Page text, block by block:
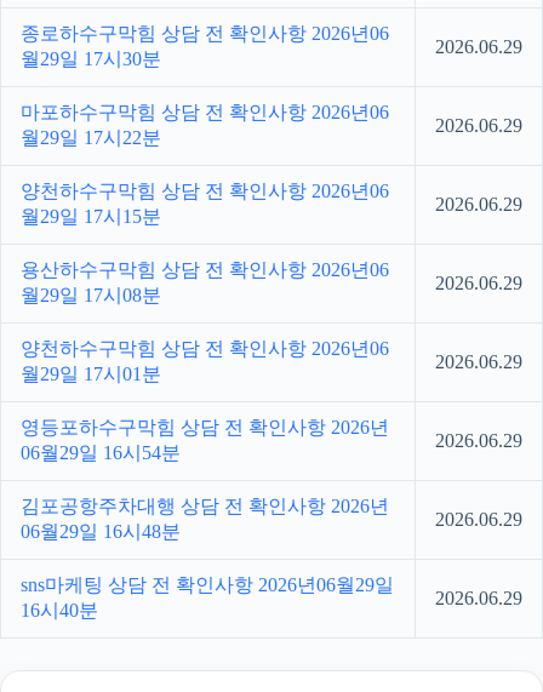
종로하수구막힘 상담 전 확인사항 2026년06
월29일 17시30분
2026.06.29
마포하수구막힘 상담 전 확인사항 2026년06
월29일 17시22분
2026.06.29
양천하수구막힘 상담 전 확인사항 2026년06
월29일 17시15분
2026.06.29
용산하수구막힘 상담 전 확인사항 2026년06
월29일 17시08분
2026.06.29
양천하수구막힘 상담 전 확인사항 2026년06
월29일 17시01분
2026.06.29
영등포하수구막힘 상담 전 확인사항 2026년
06월29일 16시54분
2026.06.29
김포공항주차대행 상담 전 확인사항 2026년
06월29일 16시48분
2026.06.29
sns마케팅 상담 전 확인사항 2026년06월29일
16시40분
2026.06.29